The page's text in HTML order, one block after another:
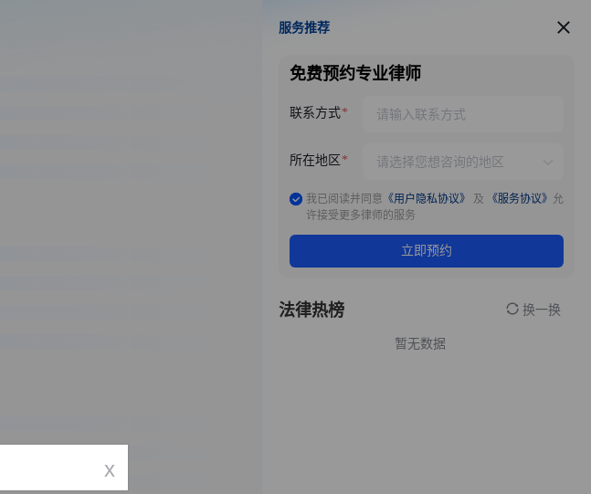
服务推荐
服务推荐
免费预约专业律师
联系方式
所在地区
我已阅读并同意 《用户隐私协议》 及 《服务协议》 允
许接受更多律师的服务
立即预约
法律热榜 换一换
暂无数据
x